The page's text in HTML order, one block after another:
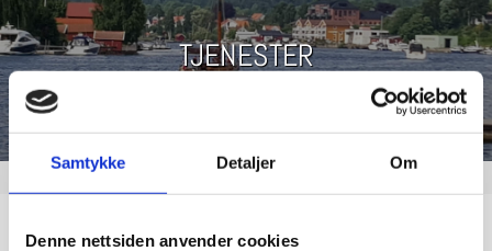
Samtykke Detaljer Om
Denne nettsiden anvender cookies
TJENESTER
Regnskapsføring